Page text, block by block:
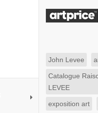
John Levee
Catalogue
LEVEE
exposition art